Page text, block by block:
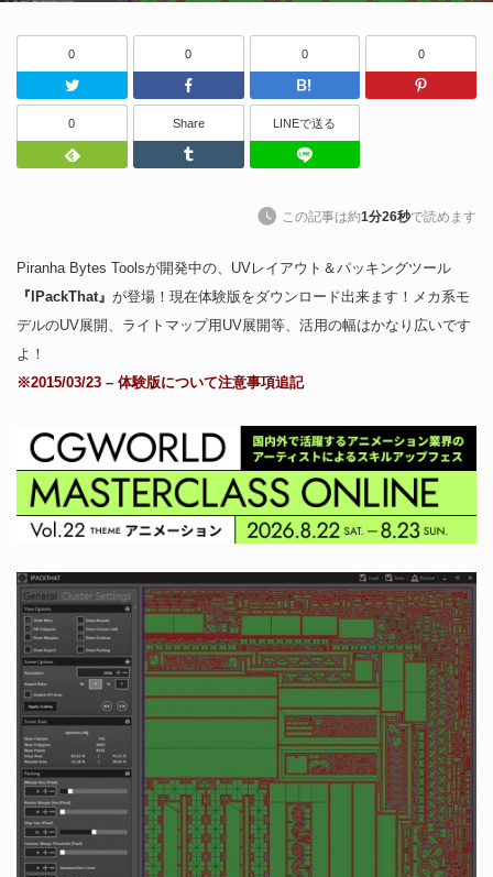
0
Twitter
0
Facebook
0
はてなブッ
0
0
Feedly
Share
Tumblr
LINEで送る
この記事は約1分26秒で読めます
Piranha Bytes Toolsが開発中の、UVレイアウト＆パッキングツール
『IPackThat』 が登場！現在体験版をダウンロード出来ます！メカ系モ
デルのUV展開、ライトマップ用UV展開等、活用の幅はかなり広いです
よ！
※2015/03/23 – 体験版について注意事項追記